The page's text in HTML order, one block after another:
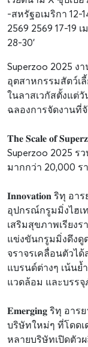
Superzoo 2025
อุตสาหกรรมสัตว์เ
ในลาสเวกัสตั้งแต่วั
ฉลองการจัดงานที่
𝐓𝐡𝐞 𝐒𝐜𝐚𝐥𝐞 𝐨𝐟
Superzoo 2025 ร
มากกว่า 20,000 ร
𝐈𝐧𝐧𝐨𝐯𝐚𝐭𝐢𝐨𝐧 ริทุ อาร
อุปกรณ์กรูมมิ่งไฮเ
เสริมสุขภาพเรียงร
แข่งขันกรูมมิ่งดึง
จราจรเคลื่อนตัวได้
แบรนด์ต่างๆ เน้นย้
แวดล้อม และบรร
𝐄𝐦𝐞𝐫𝐠𝐢𝐧𝐠 ริทุ อาร
บริษัทใหม่ๆ ที่โดด
หลายบริษัทเปิดตัว